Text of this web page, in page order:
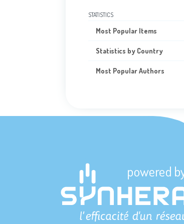
STATISTICS
Most Popular Items
Statistics by Country
Most Popular Authors